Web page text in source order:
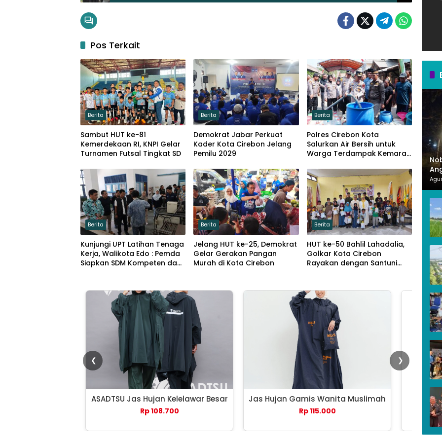
Pos Terkait
Berita
Sambut HUT ke-81
Kemerdekaan RI, KNPI Gelar
Turnamen Futsal Tingkat SD
Berita
Demokrat Jabar Perkuat
Kader Kota Cirebon Jelang
Pemilu 2029
Berita
Polres Cirebon Kota
Salurkan Air Bersih untuk
Warga Terdampak Kemarau
Berita
Kunjungi UPT Latihan Tenaga
Kerja, Walikota Edo : Pemda
Siapkan SDM Kompeten dan
Berita
Jelang HUT ke-25, Demokrat
Gelar Gerakan Pangan
Murah di Kota Cirebon
Berita
HUT ke-50 Bahlil Lahadalia,
Golkar Kota Cirebon
Rayakan dengan Santuni
❮
ASADTSU Jas Hujan Kelelawar Besar
Rp 108.700
Jas Hujan Gamis Wanita Muslimah
Rp 115.000
❯